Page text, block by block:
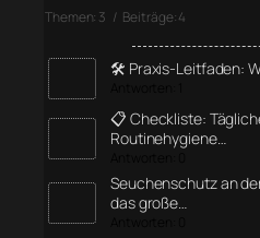
Themen: 3 / Beiträge: 4
🛠️ Praxis-Leitfaden:
📋 Checkliste:
Routinehygiene…
Seuchenschutz an
das große…